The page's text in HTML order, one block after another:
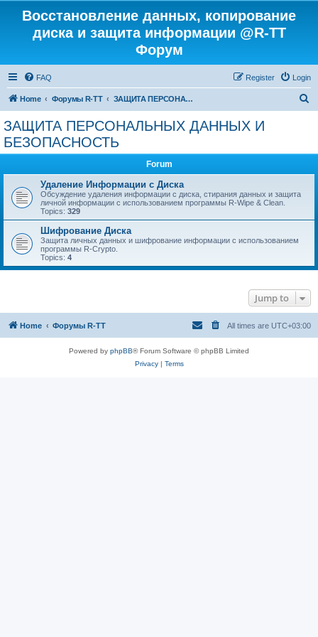
Восстановление данных, копирование
диска и защита информации @R-TT
Форум
FAQ Login
Register
Home Форумы R-TT ЗАЩИТА ПЕРСОНАЛЬНЫХ ДАННЫХ И БЕЗОПАСНОСТЬ
ЗАЩИТА ПЕРСОНАЛЬНЫХ ДАННЫХ И
БЕЗОПАСНОСТЬ
Forum
Удаление Информации с Диска
Обсуждение удаления информации с диска, стирания данных и защита
личной информации с использованием программы R-Wipe & Clean.
Topics: 329
Шифрование Диска
Защита личных данных и шифрование информации с использованием
программы R-Crypto.
Topics: 4
Jump to
Home Форумы R-TT All times are UTC+03:00
Powered by phpBB® Forum Software © phpBB Limited
Privacy| Terms